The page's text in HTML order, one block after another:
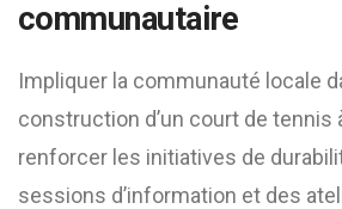
communautaire
Impliquer la communauté locale
construction d’un court de tennis
renforcer les initiatives de
sessions d’information et des